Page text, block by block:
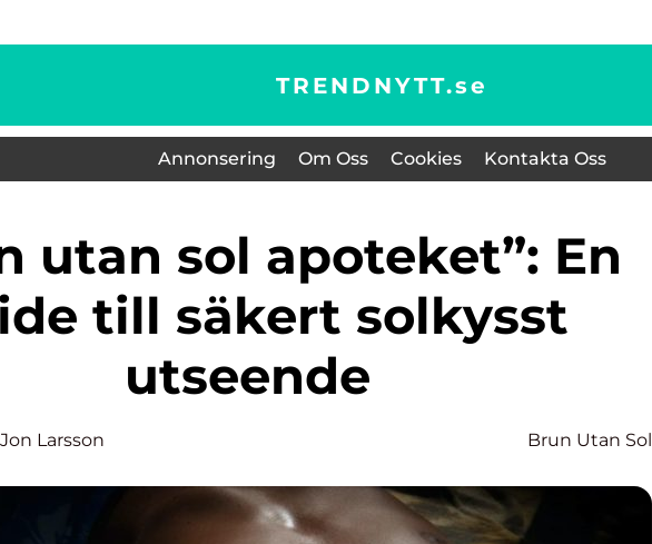
TRENDNYTT.se
Annonsering Om Oss Cookies Kontakta Oss
till säkert solkysst
utseende
Jon Larsson Brun Utan Sol